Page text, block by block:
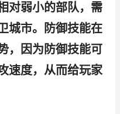
对弱小的部队，需
城市。防御技能在
，因为防御技能可
速度，从而给玩家